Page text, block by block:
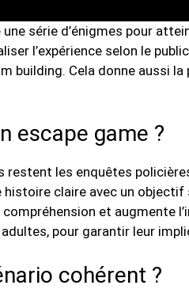
série d’énigmes pour
l’expérience selon le
building. Cela donne aussi
escape game ?
restent les enquêtes
histoire claire avec un objectif
et augmente
pour garantir leur
cohérent ?